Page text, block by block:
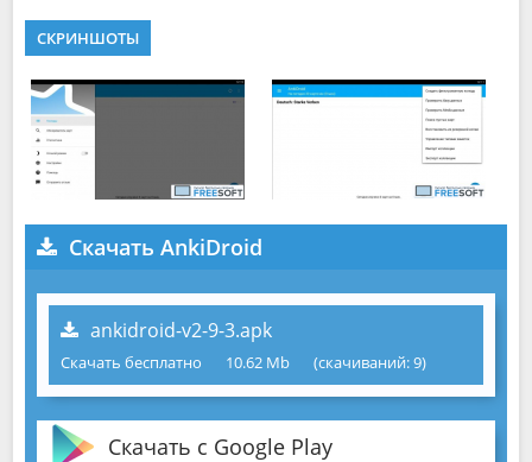
СКРИНШОТЫ
Скачать AnkiDroid
ankidroid-v2-9-3.apk
Скачать бесплатно 10.62 Mb (cкачиваний: 9)
Скачать с Google Play